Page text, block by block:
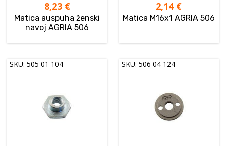
8,23 €
Matica auspuha ženski
navoj AGRIA 506
2,14 €
Matica M16x1 AGRIA 506
SKU: 505 01 104 SKU: 506 04 124